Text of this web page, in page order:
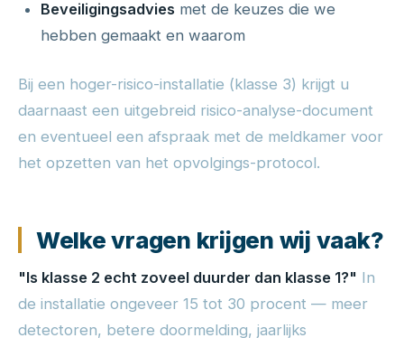
Beveiligingsadvies met de keuzes die we
hebben gemaakt en waarom
Bij een hoger-risico-installatie (klasse 3) krijgt u
daarnaast een uitgebreid risico-analyse-document
en eventueel een afspraak met de meldkamer voor
het opzetten van het opvolgings-protocol.
Welke vragen krijgen wij vaak?
"Is klasse 2 echt zoveel duurder dan klasse 1?" In
de installatie ongeveer 15 tot 30 procent — meer
detectoren, betere doormelding, jaarlijks